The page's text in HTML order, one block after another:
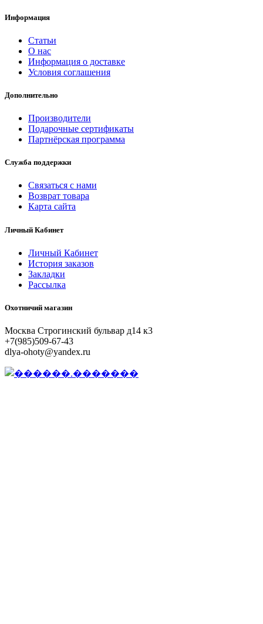
Информация
Статьи
О нас
Информация о доставке
Условия соглашения
Дополнительно
Производители
Подарочные сертификаты
Партнёрская программа
Служба поддержки
Связаться с нами
Возврат товара
Карта сайта
Личный Кабинет
Личный Кабинет
История заказов
Закладки
Рассылка
Охотничий магазин
Москва Строгинский бульвар д14 к3
+7(985)509-67-43
dlya-ohoty@yandex.ru